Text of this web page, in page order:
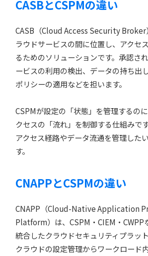
CASBとCSPMの違い
CASB（Cloud Access Security Broker
ラウドサービスの間に位置し、アクセ
るためのソリューションです。承認さ
ービスの利用の検出、データの持ち出
ポリシーの適用などを担います。
CSPMが設定の「状態」を管理するの
クセスの「流れ」を制御する仕組みで
アクセス経路やデータ流通を管理した
す。
CNAPPとCSPMの違い
CNAPP（Cloud-Native Application
Platform）は、CSPM・CIEM・CWPP
統合したクラウドセキュリティプラッ
クラウドの設定管理からワークロード